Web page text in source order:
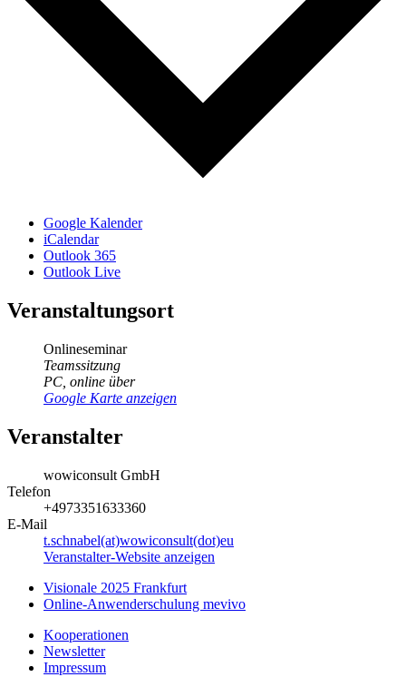
Google Kalender
iCalendar
Outlook 365
Outlook Live
Veranstaltungsort
Onlineseminar
Teamssitzung
PC online über
Google Karte anzeigen
Veranstalter
wowiconsult GmbH
Telefon
+4973351633360
E-Mail
t.schnabel(at)wowiconsult(dot)eu
Veranstalter-Website anzeigen
Visionale 2025 Frankfurt
Online-Anwenderschulung mevivo
Kooperationen
Newsletter
Impressum